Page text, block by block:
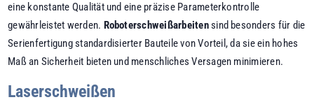
eine konstante Qualität und eine präzise Parameterkontrolle
gewährleistet werden. Roboterschweißarbeitensind besonders für die
Serienfertigung standardisierter Bauteile von Vorteil, da sie ein hohes
Maß an Sicherheit bieten und menschliches Versagen minimieren.
Laserschweißen